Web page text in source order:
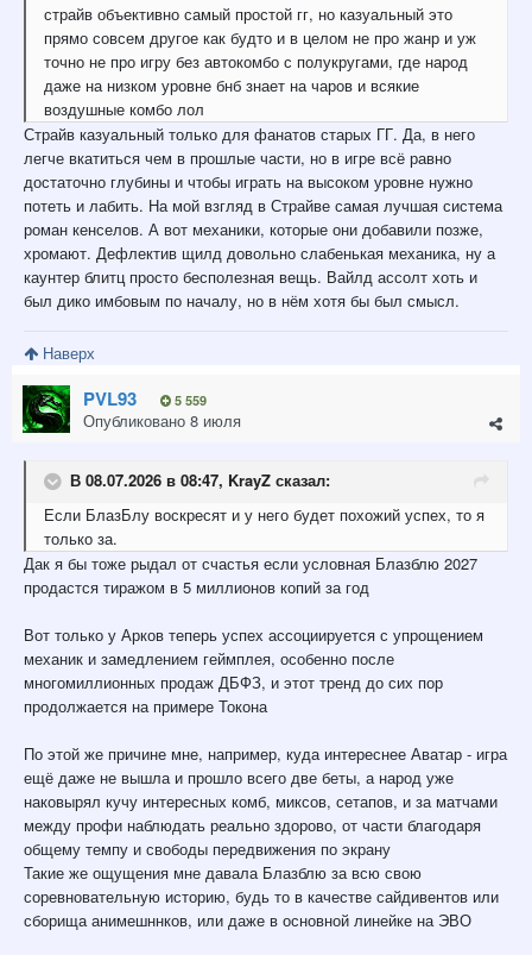
страйв объективно самый простой гг, но казуальный это
прямо совсем другое как будто и в целом не про жанр и уж
точно не про игру без автокомбо с полукругами, где народ
даже на низком уровне бнб знает на чаров и всякие
воздушные комбо лол
Страйв казуальный только для фанатов старых ГГ. Да, в него
легче вкатиться чем в прошлые части, но в игре всё равно
достаточно глубины и чтобы играть на высоком уровне нужно
потеть и лабить. На мой взгляд в Страйве самая лучшая система
роман кенселов. А вот механики, которые они добавили позже,
хромают. Дефлектив щилд довольно слабенькая механика, ну а
каунтер блитц просто бесполезная вещь. Вайлд ассолт хоть и
был дико имбовым по началу, но в нём хотя бы был смысл.
Наверх
PVL93 5 559
Опубликовано 8 июля
В 08.07.2026 в 08:47, KrayZ сказал:
Если БлазБлу воскресят и у него будет похожий успех, то я
только за.
Дак я бы тоже рыдал от счастья если условная Блазблю 2027
продастся тиражом в 5 миллионов копий за год
Вот только у Арков теперь успех ассоциируется с упрощением
механик и замедлением геймплея, особенно после
многомиллионных продаж ДБФЗ, и этот тренд до сих пор
продолжается на примере Токона
По этой же причине мне, например, куда интереснее Аватар - игра
ещё даже не вышла и прошло всего две беты, а народ уже
наковырял кучу интересных комб, миксов, сетапов, и за матчами
между профи наблюдать реально здорово, от части благодаря
общему темпу и свободы передвижения по экрану
Такие же ощущения мне давала Блазблю за всю свою
соревновательную историю, будь то в качестве сайдивентов или
сборища анимешннков, или даже в основной линейке на ЭВО